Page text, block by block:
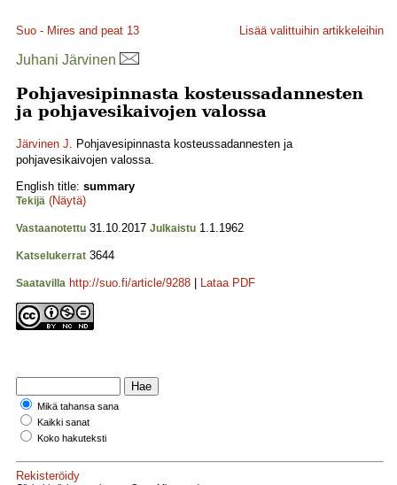
Suo - Mires and peat 13 Lisää valittuihin artikkeleihin
Juhani Järvinen
Pohjavesipinnasta kosteussadannesten
ja pohjavesikaivojen valossa
Järvinen J. Pohjavesipinnasta kosteussadannesten ja
pohjavesikaivojen valossa.
English title: summary
Tekijä (Näytä)
Vastaanotettu 31.10.2017 Julkaistu 1.1.1962
Katselukerrat 3644
Saatavilla http://suo.fi/article/9288 Lataa PDF
Mikä tahansa sana
Kaikki sanat
Koko hakuteksti
Rekisteröidy